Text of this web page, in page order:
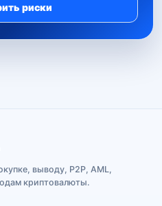
риски
выводу, P2P, AML,
криптовалюты.